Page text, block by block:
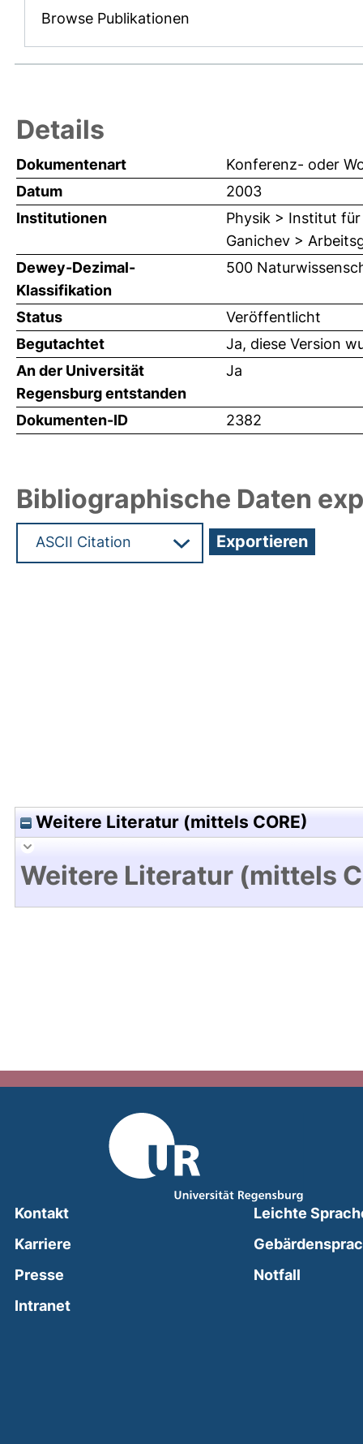
Browse Publikationen
Details
Dokumentenart
Konferenz- oder
Datum
2003
Institutionen
Physik > Institut
Ganichev >
Dewey-Dezimal-
Klassifikation
500
Status
Veröffentlicht
Begutachtet
Ja, diese Version
An der Universität
Regensburg entstanden
Ja
Dokumenten-ID 2382
Bibliographische Daten
Weitere Literatur (mittels CORE)
Weitere Literatur (mittels
Kontakt
Karriere
Presse
Intranet(external link, opens in a new window)
Leichte
Notfall